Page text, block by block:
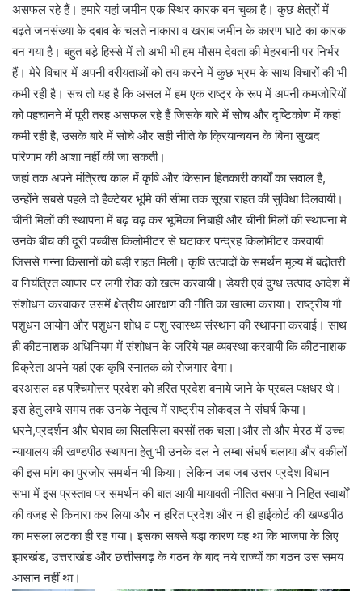
असफल रहे हैं। हमारे यहां जमीन एक स्थिर कारक बन चुका है। कुछ क्षेत्रों में
बढ़ते जनसंख्या के दबाव के चलते नाकारा व खराब जमीन के कारण घाटे का कारक
बन गया है। बहुत बडे़ हिस्से में तो अभी भी हम मौसम देवता की मेहरबानी पर निर्भर
हैं। मेरे विचार में अपनी वरीयताओं को तय करने में कुछ भ्रम के साथ विचारों की भी
कमी रही है। सच तो यह है कि असल में हम एक राष्ट्र के रूप में अपनी कमजोरियों
को पहचानने में पूरी तरह असफल रहे हैं जिसके बारे में सोच और दृष्टिकोण में कहां
कमी रही है, उसके बारे में सोचे और सही नीति के क्रियान्वयन के बिना सुखद
परिणाम की आशा नहीं की जा सकती।
जहां तक अपने मंत्रित्व काल में कृषि और किसान हितकारी कार्यों का सवाल है,
उन्होंने सबसे पहले दो हैक्टेयर भूमि की सीमा तक सूखा राहत की सुविधा दिलवायी।
चीनी मिलों की स्थापना में बढ़ चढ़ कर भूमिका निबाही और चीनी मिलों की स्थापना मे
उनके बीच की दूरी पच्चीस किलोमीटर से घटाकर पन्द्रह किलोमीटर करवायी
जिससे गन्ना किसानों को बडी़ राहत मिली। कृषि उत्पादों के समर्थन मूल्य में बढो़तरी
व नियंत्रित व्यापार पर लगी रोक को खत्म करवायी। डेयरी एवं दुग्ध उत्पाद आदेश में
संशोधन करवाकर उसमें क्षेत्रीय आरक्षण की नीति का खात्मा कराया। राष्ट्रीय गौ
पशुधन आयोग और पशुधन शोध व पशु स्वास्थ्य संस्थान की स्थापना करवाई। साथ
ही कीटनाशक अधिनियम में संशोधन के जरिये यह व्यवस्था करवायी कि कीटनाशक
विक्रेता अपने यहां एक कृषि स्नातक को रोजगार देगा।
दरअसल वह पश्चिमोत्तर प्रदेश को हरित प्रदेश बनाये जाने के प्रबल पक्षधर थे।
इस हेतु लम्बे समय तक उनके नेतृत्व में राष्ट्रीय लोकदल ने संघर्ष किया।
धरने,प्रदर्शन और घेराव का सिलसिला बरसों तक चला।और तो और मेरठ में उच्च
न्यायालय की खण्डपीठ स्थापना हेतु भी उनके दल ने लम्बा संघर्ष चलाया और वकीलों
की इस मांग का पुरजोर समर्थन भी किया। लेकिन जब जब उत्तर प्रदेश विधान
सभा में इस प्रस्ताव पर समर्थन की बात आयी मायावती नीतित बसपा ने निहित स्वार्थों
की वजह से किनारा कर लिया और न हरित प्रदेश और न ही हाईकोर्ट की खण्डपीठ
का मसला लटका ही रह गया। इसका सबसे बडा़ कारण यह था कि भाजपा के लिए
झारखंड, उत्तराखंड और छत्तीसगढ़ के गठन के बाद नये राज्यों का गठन उस समय
आसान नहीं था।